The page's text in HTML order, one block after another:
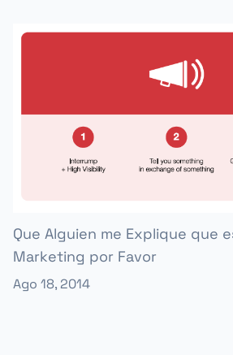
Que Alguien me Explique que
Marketing por Favor
Ago 18, 2014